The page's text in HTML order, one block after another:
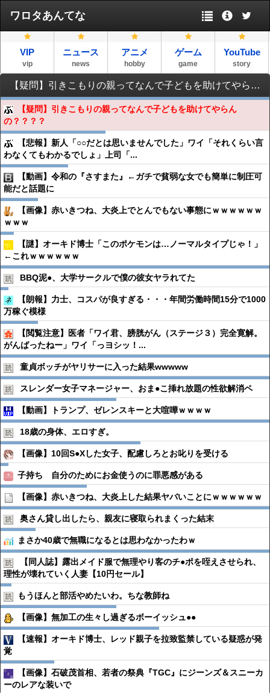
ワロタあんてな
VIP
vip
ニュース
news
アニメ
hobby
ゲーム
game
YouTube
story
【疑問】引きこもりの親ってなんで子どもを助けてやらんの？？？？
【疑問】引きこもりの親ってなんで子どもを助けてやらん
の？？？？
【悲報】新人「○○だとは思いませんでした」ワイ「それくらい言
わなくてもわかるでしょ」上司「...
【動画】令和の『さすまた』←ガチで貧弱な女でも簡単に制圧可
能だと話題に
【画像】赤いきつね、大炎上でとんでもない事態にｗｗｗｗｗｗ
ｗｗｗ
【謎】オーキド博士「このポケモンは…ノーマルタイプじゃ！」
←これｗｗｗｗｗｗ
BBQ泥●︎、大学サークルで僕の彼女ヤラれてた
【朗報】力士、コスパが良すぎる・・・年間労働時間15分で1000
万稼ぐ模様
【閲覧注意】医者「ワイ君、膀胱がん（ステージ３）完全寛解。
がんばったねー」ワイ「っヨシッ！...
童貞ボッチがヤリサーに入った結果wwwww
スレンダー女子マネージャー、おま●︎こ挿れ放題の性欲解消ペ
【動画】トランプ、ゼレンスキーと大喧嘩ｗｗｗｗ
18歳の身体、エロすぎ。
【画像】10回S●Xした女子、配慮しろとお叱りを受ける
子持ち 自分のためにお金使うのに罪悪感がある
【画像】赤いきつね、大炎上した結果ヤバいことにｗｗｗｗｗｗ
奥さん貸し出したら、親友に寝取られまくった結末
まさか40歳で無職になるとは思わなかったわｗ
【同人誌】露出メイド服で無理やり客のチ●︎ポを咥えさせられ、
理性が壊れていく人妻【10円セール】
もうほんと部活やめたいわ。ちな教師ね
【画像】無加工の生々し過ぎるボーイッシュ●●
【速報】オーキド博士、レッド親子を拉致監禁している疑惑が発
覚
【画像】石破茂首相、若者の祭典『TGC』にジーンズ＆スニーカ
ーのレアな装いで